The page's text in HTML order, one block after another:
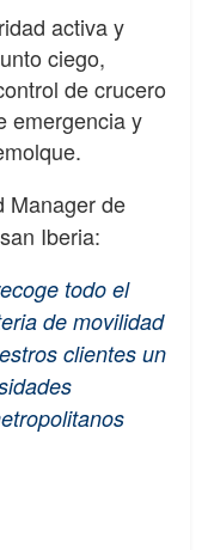
activa y
ciego,
de crucero
emergencia y
Manager de
Iberia:
todo el
de movilidad
clientes un